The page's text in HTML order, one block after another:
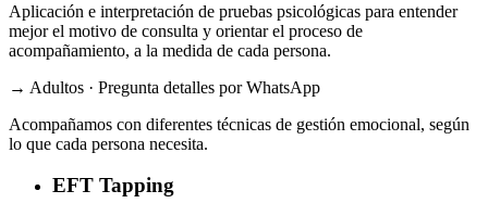
Aplicación e interpretación de pruebas psicológicas para entender
mejor el motivo de consulta y orientar el proceso de
acompañamiento, a la medida de cada persona.
→ Adultos · Pregunta detalles por WhatsApp
Acompañamos con diferentes técnicas de gestión emocional, según
lo que cada persona necesita.
EFT Tapping